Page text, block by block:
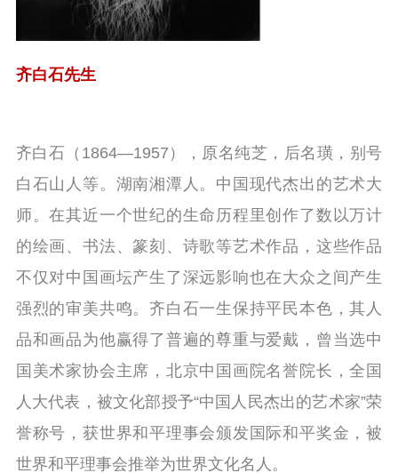
齐白石先生
齐白石（1864—1957），原名纯芝，后名璜，别号
白石山人等。湖南湘潭人。中国现代杰出的艺术大
师。在其近一个世纪的生命历程里创作了数以万计
的绘画、书法、篆刻、诗歌等艺术作品，这些作品
不仅对中国画坛产生了深远影响也在大众之间产生
强烈的审美共鸣。齐白石一生保持平民本色，其人
品和画品为他赢得了普遍的尊重与爱戴，曾当选中
国美术家协会主席，北京中国画院名誉院长，全国
人大代表，被文化部授予“中国人民杰出的艺术家”荣
誉称号，获世界和平理事会颁发国际和平奖金，被
世界和平理事会推举为世界文化名人。